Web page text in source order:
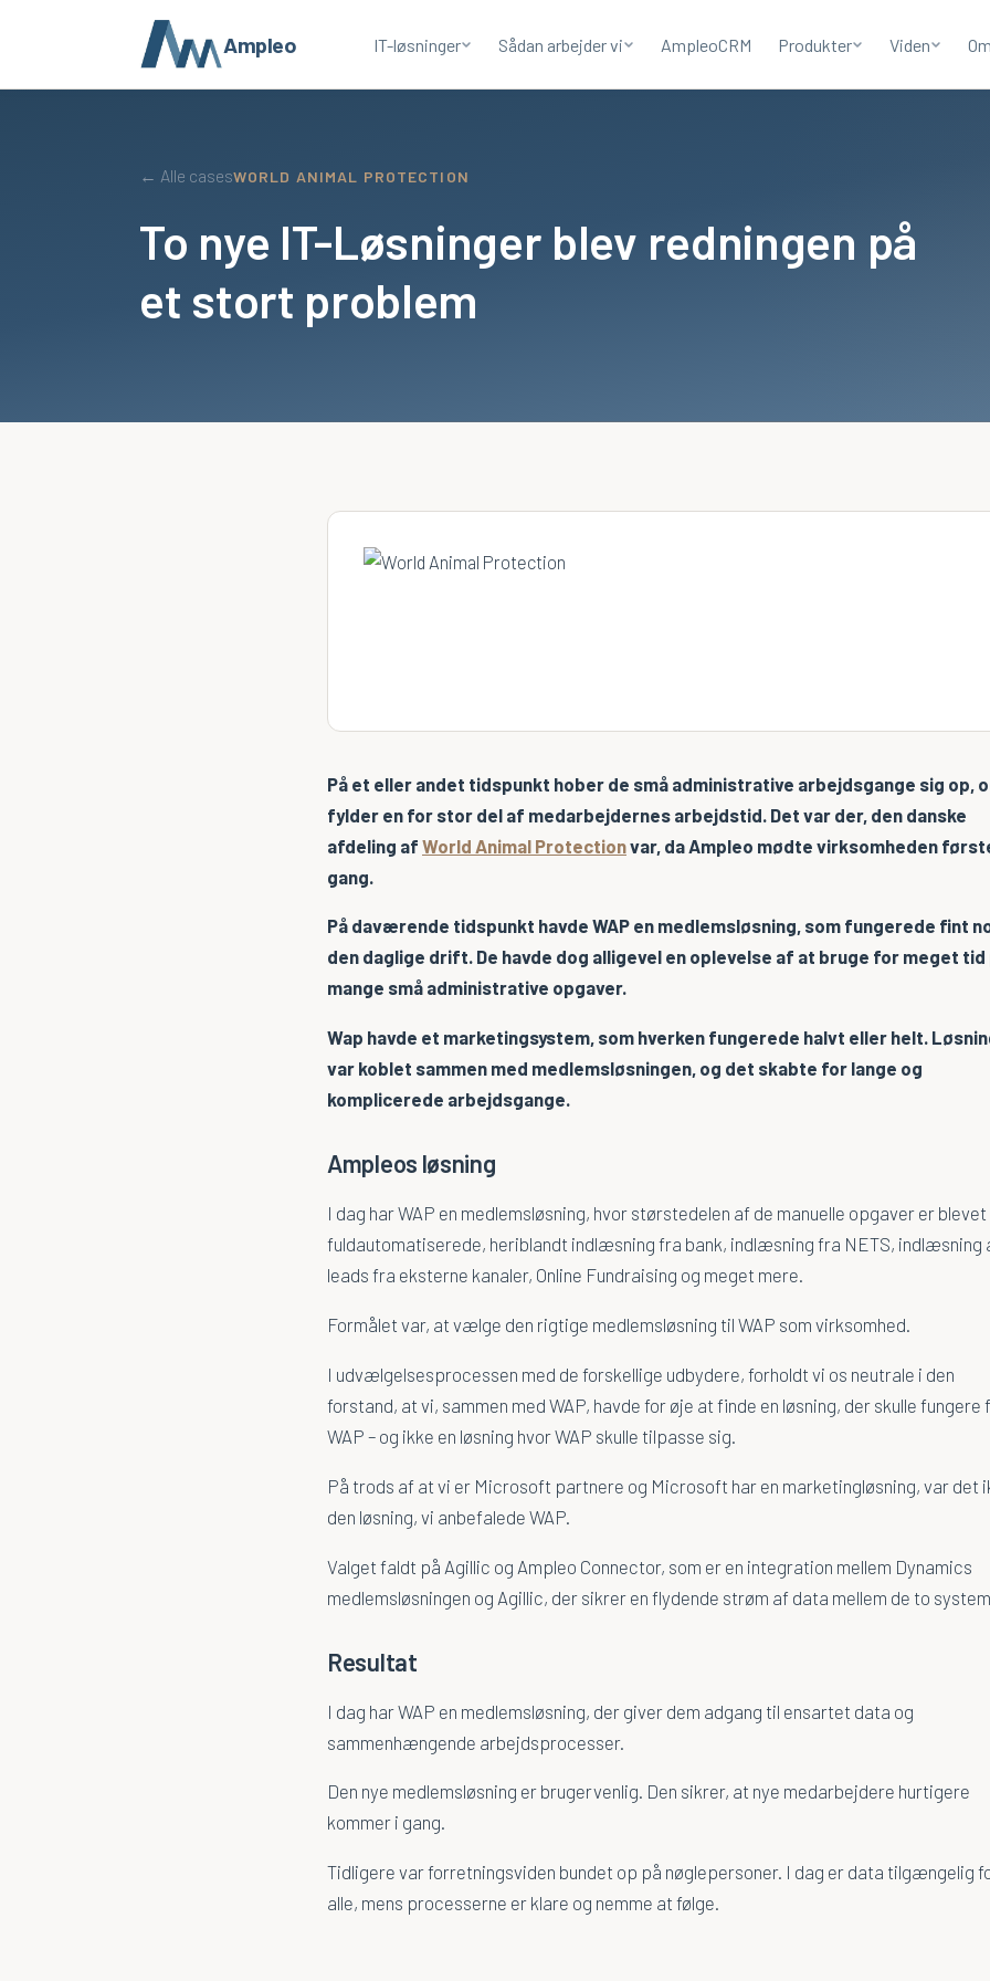
Ampleo IT-løsninger Sådan arbejder vi AmpleoCRM Produkter Viden
← Alle casesWORLD ANIMAL PROTECTION
To nye IT-Løsninger blev redningen på
et stort problem
På et eller andet tidspunkt hober de små administrative arbejdsgange sig op,
fylder en for stor del af medarbejdernes arbejdstid. Det var der, den danske
afdeling af World Animal Protectionvar, da Ampleo mødte virksomheden
gang.
På daværende tidspunkt havde WAP en medlemsløsning, som fungerede fint
den daglige drift. De havde dog alligevel en oplevelse af at bruge for meget tid
mange små administrative opgaver.
Wap havde et marketingsystem, som hverken fungerede halvt eller helt.
var koblet sammen med medlemsløsningen, og det skabte for lange og
komplicerede arbejdsgange.
Ampleos løsning
I dag har WAP en medlemsløsning, hvor størstedelen af de manuelle opgaver er blevet
fuldautomatiserede, heriblandt indlæsning fra bank, indlæsning fra NETS, indlæsning
leads fra eksterne kanaler, Online Fundraising og meget mere.
Formålet var, at vælge den rigtige medlemsløsning til WAP som virksomhed.
I udvælgelsesprocessen med de forskellige udbydere, forholdt vi os neutrale i den
forstand, at vi, sammen med WAP, havde for øje at finde en løsning, der skulle fungere
WAP – og ikke en løsning hvor WAP skulle tilpasse sig.
På trods af at vi er Microsoft partnere og Microsoft har en marketingløsning, var det
den løsning, vi anbefalede WAP.
Valget faldt på Agillic og Ampleo Connector, som er en integration mellem Dynamics
medlemsløsningen og Agillic, der sikrer en flydende strøm af data mellem de to
Resultat
I dag har WAP en medlemsløsning, der giver dem adgang til ensartet data og
sammenhængende arbejdsprocesser.
Den nye medlemsløsning er brugervenlig. Den sikrer, at nye medarbejdere hurtigere
kommer i gang.
Tidligere var forretningsviden bundet op på nøglepersoner. I dag er data tilgængelig
alle, mens processerne er klare og nemme at følge.